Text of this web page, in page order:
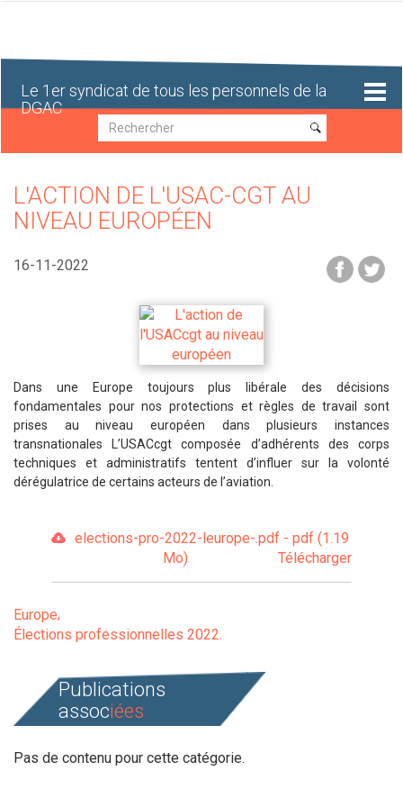
Le 1er syndicat de tous les personnels de la
DGAC
Recherche
Recherche
L'ACTION DE L'USAC-CGT AU
NIVEAU EUROPÉEN
16-11-2022
Dans une Europe toujours plus libérale des décisions
fondamentales pour nos protections et règles de travail sont
prises au niveau européen dans plusieurs instances
transnationales L’USACcgt composée d’adhérents des corps
techniques et administratifs tentent d’influer sur la volonté
dérégulatrice de certains acteurs de l’aviation.
elections-pro-2022-leurope-.pdf - pdf (1.19
Mo)
Télécharger
Europe
Élections professionnelles 2022
Publications
associées
Pas de contenu pour cette catégorie.